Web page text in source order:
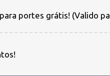
para portes grátis! (Valido